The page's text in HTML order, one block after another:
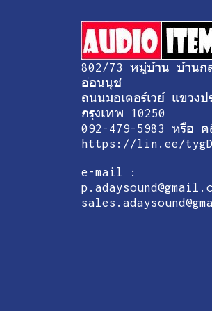
802/73 หมู่บ้าน บ้านกล
อ่อนนุช
ถนนมอเตอร์เวย์ แขวงป
กรุงเทพ 10250
092-479-5983 หรือ ค
https://lin.ee/
e-mail :